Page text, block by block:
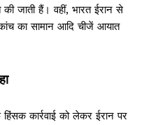
की जाती हैं। वहीं, भारत ईरान से
का सामान आदि चीजें आयात
कार्रवाई को लेकर ईरान पर